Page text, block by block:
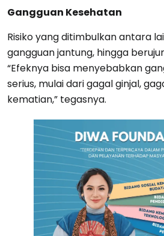
Gangguan Kesehatan
Risiko yang ditimbulkan antara
gangguan jantung, hingga
“Efeknya bisa menyebabkan
serius, mulai dari gagal ginjal,
kematian,” tegasnya.